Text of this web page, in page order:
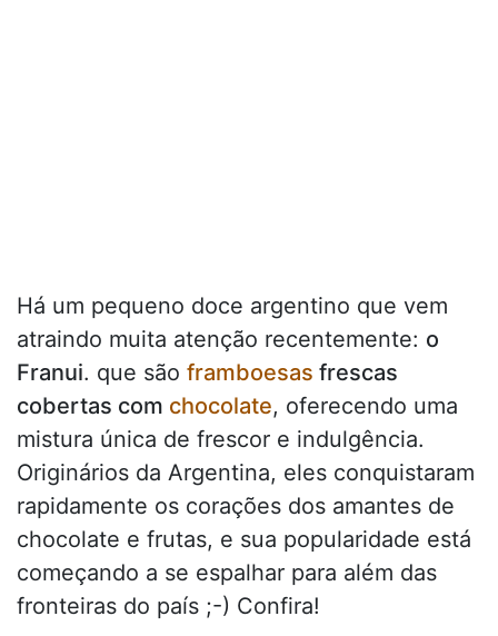
Há um pequeno doce argentino que vem
atraindo muita atenção recentemente: o
Franui. que são framboesas frescas
cobertas com chocolate, oferecendo uma
mistura única de frescor e indulgência.
Originários da Argentina, eles conquistaram
rapidamente os corações dos amantes de
chocolate e frutas, e sua popularidade está
começando a se espalhar para além das
fronteiras do país ;-) Confira!